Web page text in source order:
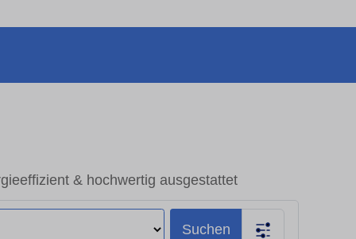
& hochwertig ausgestattet
Suchen